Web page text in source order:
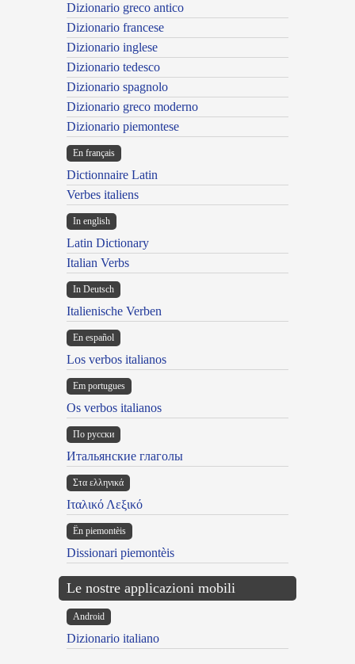
Dizionario greco antico
Dizionario francese
Dizionario inglese
Dizionario tedesco
Dizionario spagnolo
Dizionario greco moderno
Dizionario piemontese
En français
Dictionnaire Latin
Verbes italiens
In english
Latin Dictionary
Italian Verbs
In Deutsch
Italienische Verben
En español
Los verbos italianos
Em portugues
Os verbos italianos
По русски
Итальянские глаголы
Στα ελληνικά
Ιταλικό Λεξικό
Ën piemontèis
Dissionari piemontèis
Le nostre applicazioni mobili
Android
Dizionario italiano